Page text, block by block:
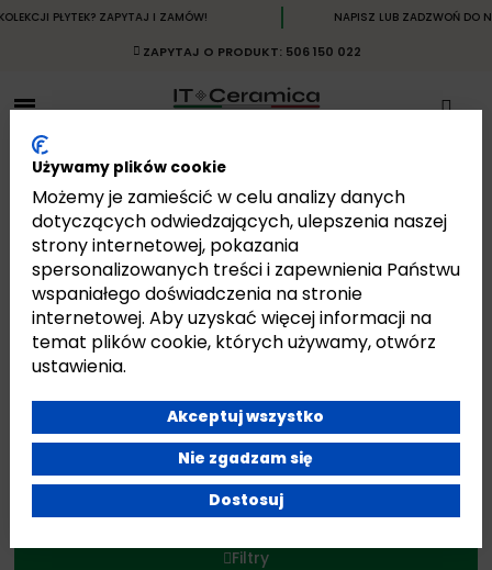
PŁYTEK? ZAPYTAJ I ZAMÓW! NAPISZ LUB ZADZWOŃ DO
ZAPYTAJ O PRODUKT: 506 150 022
GENESIS LOFT
Strona główna Płytki Płytki Włoskie Płytki Cercom
Filtry
Używamy plików cookie
Możemy je zamieścić w celu analizy danych
dotyczących odwiedzających, ulepszenia naszej
strony internetowej, pokazania
spersonalizowanych treści i zapewnienia Państwu
wspaniałego doświadczenia na stronie
internetowej. Aby uzyskać więcej informacji na
temat plików cookie, których używamy, otwórz
ustawienia.
Akceptuj wszystko
Nie zgadzam się
Dostosuj